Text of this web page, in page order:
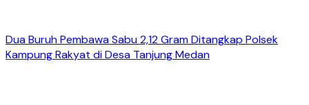
Dua Buruh Pembawa Sabu 2,12 Gram Ditangkap Polsek
Kampung Rakyat di Desa Tanjung Medan